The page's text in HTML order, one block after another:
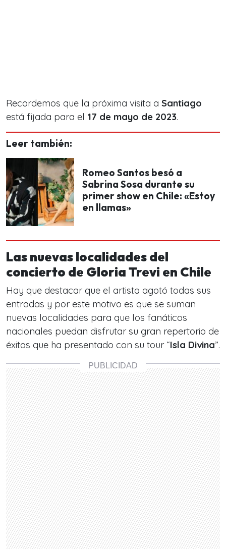
Recordemos que la próxima visita a Santiago
está fijada para el 17 de mayo de 2023.
Leer también:
Romeo Santos besó a
Sabrina Sosa durante su
primer show en Chile: «Estoy
en llamas»
Las nuevas localidades del
concierto de Gloria Trevi en Chile
Hay que destacar que el artista agotó todas sus
entradas y por este motivo es que se suman
nuevas localidades para que los fanáticos
nacionales puedan disfrutar su gran repertorio de
éxitos que ha presentado con su tour “Isla Divina”.